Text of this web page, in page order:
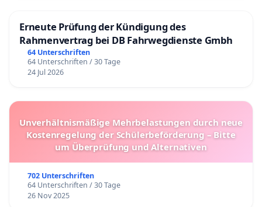
Erneute Prüfung der Kündigung des
Rahmenvertrag bei DB Fahrwegdienste Gmbh
64 Unterschriften
64 Unterschriften / 30 Tage
24 Jul 2026
Unverhältnismäßige Mehrbelastungen durch neue
Kostenregelung der Schülerbeförderung – Bitte
um Überprüfung und Alternativen
702 Unterschriften
64 Unterschriften / 30 Tage
26 Nov 2025